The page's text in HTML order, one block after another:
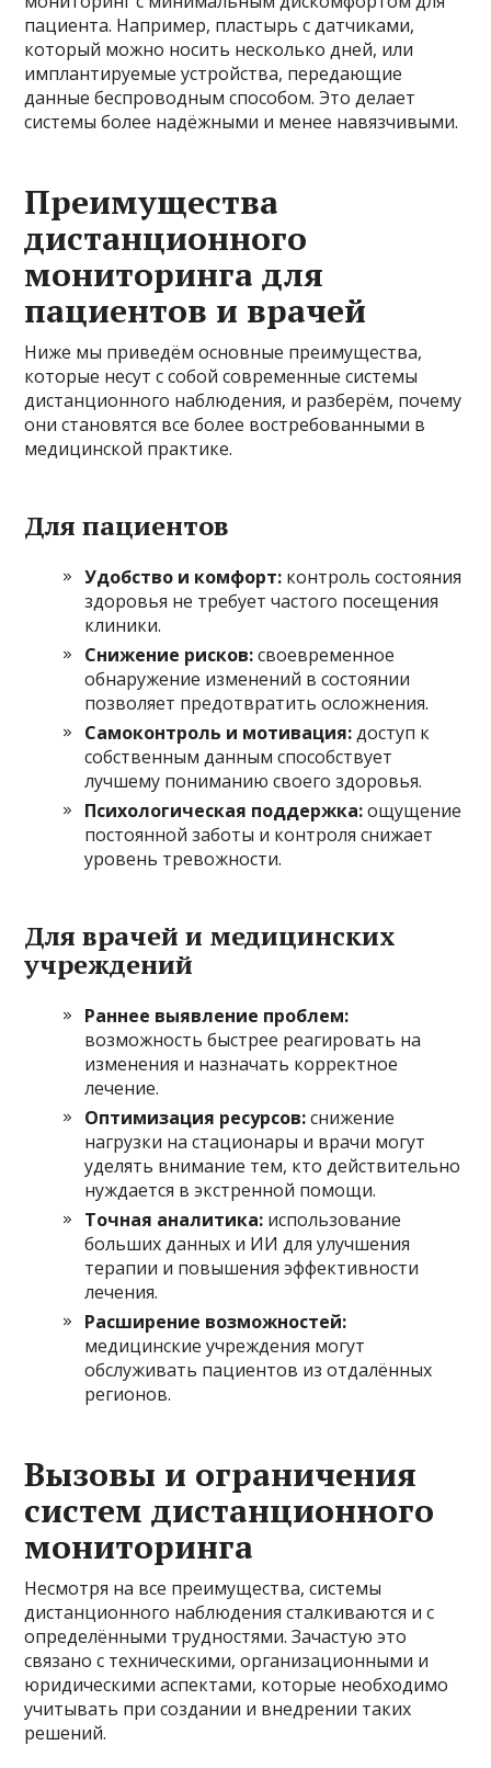
пациента. Например, пластырь с датчиками,
который можно носить несколько дней, или
имплантируемые устройства, передающие
данные беспроводным способом. Это делает
системы более надёжными и менее навязчивыми.
Преимущества
дистанционного
мониторинга для
пациентов и врачей
Ниже мы приведём основные преимущества,
которые несут с собой современные системы
дистанционного наблюдения, и разберём, почему
они становятся все более востребованными в
медицинской практике.
Для пациентов
Удобство и комфорт: контроль состояния
здоровья не требует частого посещения
клиники.
Снижение рисков:своевременное
обнаружение изменений в состоянии
позволяет предотвратить осложнения.
Самоконтроль и мотивация:доступ к
собственным данным способствует
лучшему пониманию своего здоровья.
Психологическая поддержка:ощущение
постоянной заботы и контроля снижает
уровень тревожности.
Для врачей и медицинских
учреждений
Раннее выявление проблем:
возможность быстрее реагировать на
изменения и назначать корректное
лечение.
Оптимизация ресурсов:снижение
нагрузки на стационары и врачи могут
уделять внимание тем, кто действительно
нуждается в экстренной помощи.
Точная аналитика: использование
больших данных и ИИ для улучшения
терапии и повышения эффективности
лечения.
Расширение возможностей:
медицинские учреждения могут
обслуживать пациентов из отдалённых
регионов.
Вызовы и ограничения
систем дистанционного
мониторинга
Несмотря на все преимущества, системы
дистанционного наблюдения сталкиваются и с
определёнными трудностями. Зачастую это
связано с техническими, организационными и
юридическими аспектами, которые необходимо
учитывать при создании и внедрении таких
решений.